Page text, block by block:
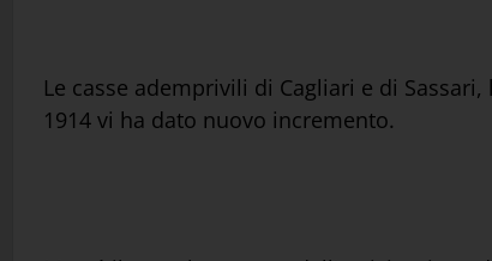
Le casse ademprivili di Cagliari e di
1914 vi ha dato nuovo incremento.